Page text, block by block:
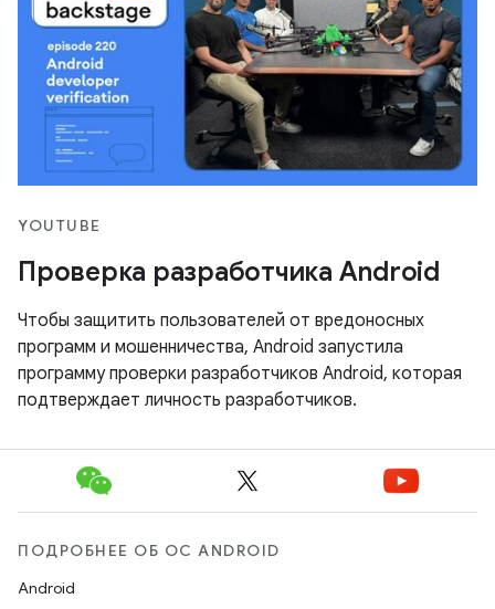
YOUTUBE
Проверка разработчика Android
Чтобы защитить пользователей от вредоносных
программ и мошенничества, Android запустила
программу проверки разработчиков Android, которая
подтверждает личность разработчиков.
ПОДРОБНЕЕ ОБ ОС ANDROID
Android